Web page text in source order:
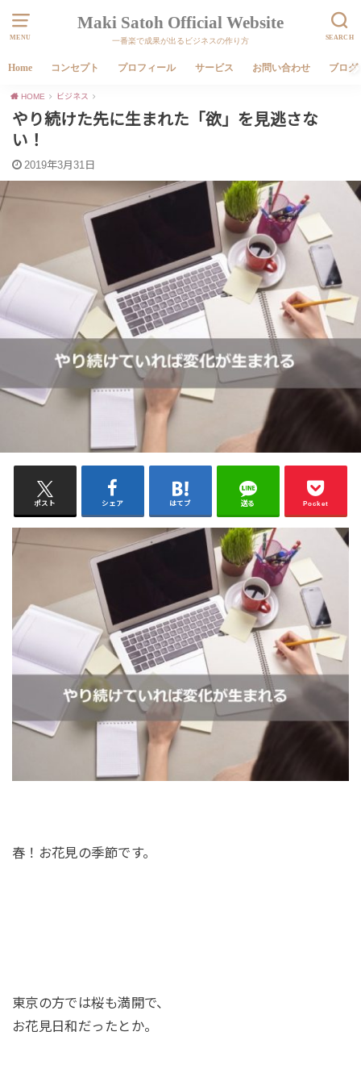
MENU SEARCH
Maki Satoh Official Website
一番楽で成果が出るビジネスの作り方
Home コンセプト プロフィール サービス お問い合わせ ブログ
HOME ビジネス
やり続けた先に生まれた「欲」を見逃さな
い！
2019年3月31日
ポスト シェア はてブ 送る Pocket
春！お花見の季節です。
東京の方では桜も満開で、
お花見日和だったとか。